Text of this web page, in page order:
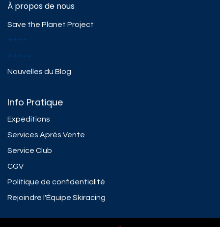
À propos de nous
Save the Planet Project
####
#####
Nouvelles du Blog
Info Pratique
Expéditions
Services Après Vente
Service Club
CGV
Politique de confidentialité
Rejoindre l'Équipe Skiracing